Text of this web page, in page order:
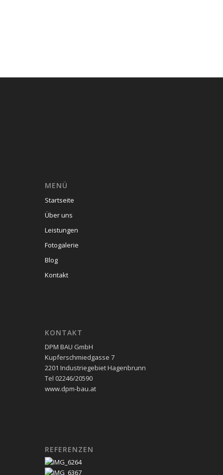
MENÜ
Startseite
Über uns
Leistungen
Fotogalerie
Blog
Kontakt
KONTAKT
DPM BAU GmbH
Kupferschmiedgasse 7
2201 Industriegebiet Hagenbrunn
Tel 02246/20590
www.dpm-bau.at
REFERENZEN